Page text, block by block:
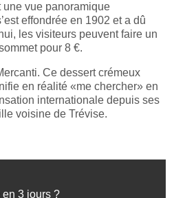
une vue panoramique
effondrée en 1902 et a dû
les visiteurs peuvent faire un
pour 8 €.
Ce dessert crémeux
en réalité «me chercher» en
internationale depuis ses
voisine de Trévise.
3 jours ?